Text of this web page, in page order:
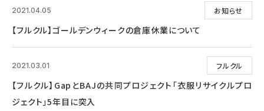
お知らせ
2021.04.05
【フルクル】ゴールデンウィークの倉庫休業について
フルクル
2021.03.01
【フルクル】GapとBAJの共同プロジェクト「衣服リサイクルプロ
ジェクト」5年目に突入